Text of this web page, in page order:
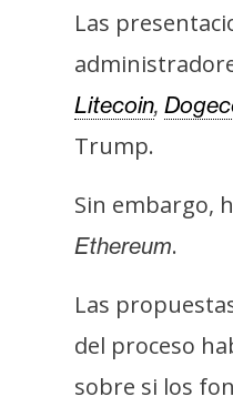
c
d
a
d
Las
Litecoin,
Trump.
Sin embargo,
Ethereum.
Las
del proceso
sobre si los